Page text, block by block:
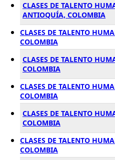
CLASES DE TALENTO
ANTIOQUÍA, COLOMBIA
CLASES DE TALENTO
COLOMBIA
CLASES DE TALENTO
COLOMBIA
CLASES DE TALENTO
COLOMBIA
CLASES DE TALENTO
COLOMBIA
CLASES DE TALENTO
COLOMBIA